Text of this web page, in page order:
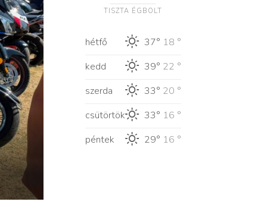
TISZTA ÉGBOLT
hétfő 37° 18 °
kedd
39° 22 °
szerda
33° 20 °
csütörtök
33° 16 °
péntek
29° 16 °